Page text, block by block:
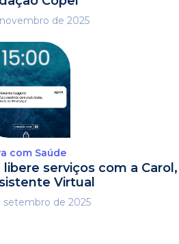
de 2025
com Saúde
serviços com a Carol,
Virtual
setembro de 2025